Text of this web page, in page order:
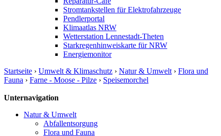
Stromtankstellen für Elektrofahrzeuge
Pendlerportal
Klimaatlas NRW
Wetterstation Lennestadt-Theten
Starkregenhinweiskarte für NRW
Energiemonitor
Startseite › Umwelt & Klimaschutz › Natur & Umwelt › Flora und
Fauna › Farne - Moose - Pilze › Speisemorchel
Unternavigation
Natur & Umwelt
Abfallentsorgung
Flora und Fauna